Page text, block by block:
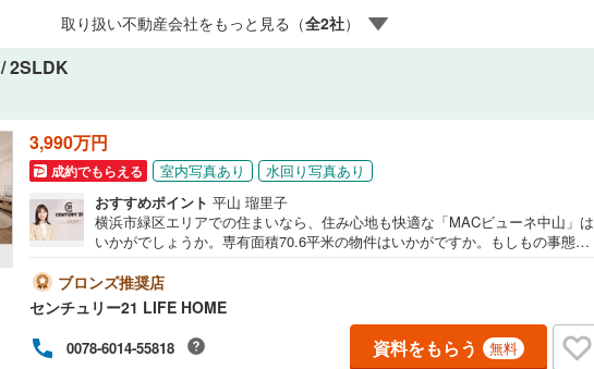
える「未来カレンダー」もご来店時に好評です。スタッフ一同いつでもお客様
のお問合せをお待ちしております。
取り扱い不動産会社をもっと見る（全2社）
/ 2SLDK
3,990万円
成約でもらえる 室内写真あり
水回り写真あり
おすすめポイント 平山 瑠里子
横浜市緑区エリアでの住まいなら、住み心地も快適な「MACビューネ中山」は
いかがでしょうか。専有面積70.6平米の物件はいかがですか。もしもの事態を
向きの物件です。利便性の良い全居室収納スペースはとても魅力溢れる収納で
す。セキュリティシステムがある物件です。
ブロンズ推奨店
センチュリー21 LIFE HOME
0078-6014-55818 資料をもらう 無料